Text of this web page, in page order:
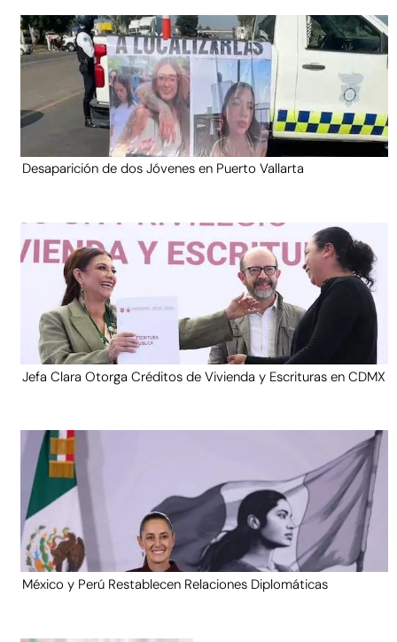
Desaparición de dos Jóvenes en Puerto Vallarta
Jefa Clara Otorga Créditos de Vivienda y Escrituras en CDMX
México y Perú Restablecen Relaciones Diplomáticas